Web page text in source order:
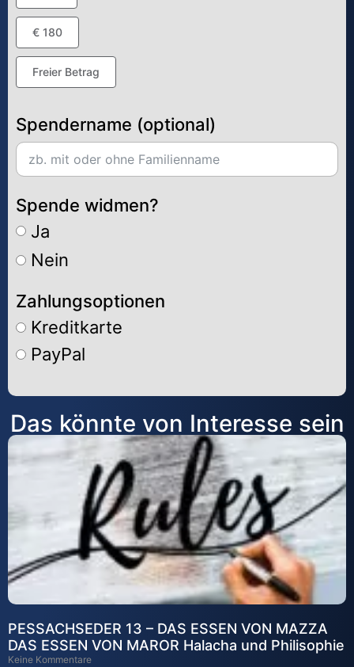
€ 180
Freier Betrag
Spendername (optional)
Spende widmen?
Ja
Nein
Zahlungsoptionen
Kreditkarte
PayPal
Alternative:
Das könnte von Interesse sein
PESSACHSEDER 13 – DAS ESSEN VON MAZZA
DAS ESSEN VON MAROR Halacha und Philisophie
Keine Kommentare